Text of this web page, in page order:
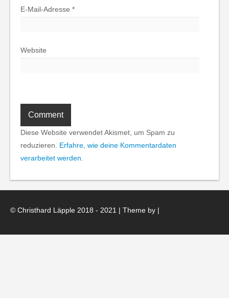
E-Mail-Adresse *
Website
Diese Website verwendet Akismet, um Spam zu
reduzieren. Erfahre, wie deine Kommentardaten
verarbeitet werden.
© Christhard Läpple 2018 - 2021 | Theme by |